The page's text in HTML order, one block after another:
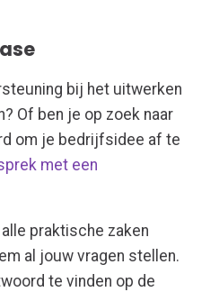
bij het uitwerken
Of ben je op zoek naar
om je bedrijfsidee af te
met een
praktische zaken
al jouw vragen stellen.
te vinden op de